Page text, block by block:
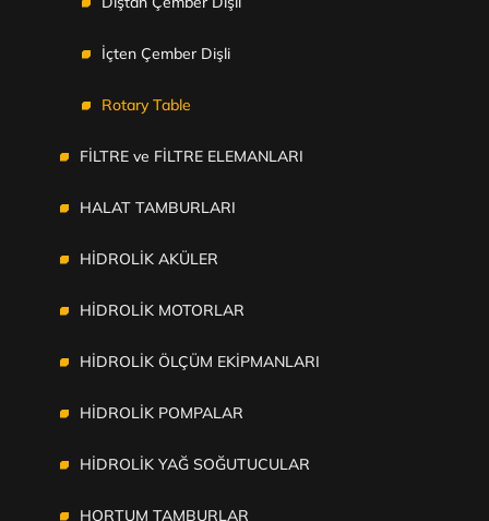
İçten Çember Dişli
Rotary Table
FİLTRE ve FİLTRE ELEMANLARI
HALAT TAMBURLARI
HİDROLİK AKÜLER
HİDROLİK MOTORLAR
HİDROLİK ÖLÇÜM EKİPMANLARI
HİDROLİK POMPALAR
HİDROLİK YAĞ SOĞUTUCULAR
HORTUM TAMBURLAR